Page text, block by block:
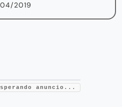
2019
anuncio...